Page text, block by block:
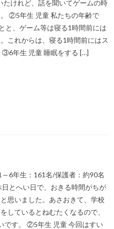
たけれど、話を聞いてゲームの時
②5年生 児童 私たちの年齢で
と、ゲーム等は寝る1時間前には
これからは、寝る1時間前にはス
③6年生 児童 睡眠をする […]
6年生：161名/保護者：約90名
とへい日で、おきる時間がちが
思いました。あさおきて、学校
しているとねむたくなるので、
です。 ②5年生 児童 今回はすい